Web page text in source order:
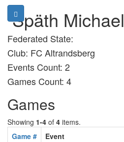
Späth Michael
Federated State:
Club: FC Altrandsberg
Events Count: 2
Games Count: 4
Games
Showing 1-4 of 4 items.
Game #
Event